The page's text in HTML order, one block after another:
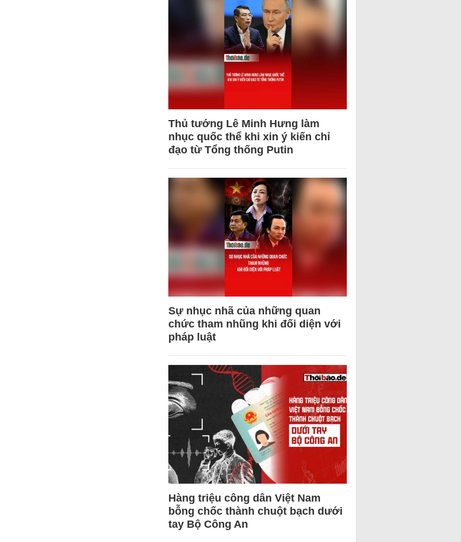
Thủ tướng Lê Minh Hưng làm
nhục quốc thể khi xin ý kiến chỉ
đạo từ Tổng thống Putin
Sự nhục nhã của những quan
chức tham nhũng khi đối diện với
pháp luật
Hàng triệu công dân Việt Nam
bỗng chốc thành chuột bạch dưới
tay Bộ Công An